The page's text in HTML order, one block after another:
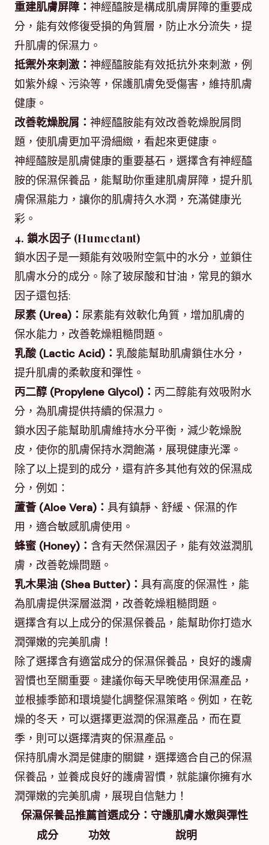
重建肌膚屏障： 神經醯胺是構成肌膚屏障的重要成
分，能有效修復受損的角質層，防止水分流失，提
升肌膚的保濕力。
抵禦外來刺激： 神經醯胺能有效抵抗外來刺激，例
如紫外線、污染等，保護肌膚免受傷害，維持肌膚
健康。
改善乾燥脫屑： 神經醯胺能有效改善乾燥脫屑問
題，使肌膚更加平滑細緻，看起來更健康。
神經醯胺是肌膚健康的重要基石，選擇含有神經醯
胺的保濕保養品，能幫助你重建肌膚屏障，提升肌
膚保濕能力，讓你的肌膚持久水潤，充滿健康光
彩。
4. 鎖水因子 (Humectant)
鎖水因子是一類能有效吸附空氣中的水分，並鎖住
肌膚水分的成分。除了玻尿酸和甘油，常見的鎖水
因子還包括:
尿素 (Urea)： 尿素能有效軟化角質，增加肌膚的
保水能力，改善乾燥粗糙問題。
乳酸 (Lactic Acid)： 乳酸能幫助肌膚鎖住水分，
提升肌膚的柔軟度和彈性。
丙二醇 (Propylene Glycol)： 丙二醇能有效吸附水
分，為肌膚提供持續的保濕力。
鎖水因子能幫助肌膚維持水分平衡，減少乾燥脫
皮，使你的肌膚保持水潤飽滿，展現健康光澤。
除了以上提到的成分，還有許多其他有效的保濕成
分，例如：
蘆薈 (Aloe Vera)： 具有鎮靜、舒緩、保濕的作
用，適合敏感肌膚使用。
蜂蜜 (Honey)： 含有天然保濕因子，能有效滋潤肌
膚，改善乾燥問題。
乳木果油 (Shea Butter)： 具有高度的保濕性，能
為肌膚提供深層滋潤，改善乾燥粗糙問題。
選擇含有以上成分的保濕保養品，能幫助你打造水
潤彈嫩的完美肌膚！
除了選擇含有適當成分的保濕保養品，良好的護膚
習慣也至關重要。建議你每天早晚使用保濕產品，
並根據季節和環境變化調整保濕策略。例如，在乾
燥的冬天，可以選擇更滋潤的保濕產品，而在夏
季，則可以選擇清爽的保濕產品。
保持肌膚水潤是健康的關鍵，選擇適合自己的保濕
保養品，並養成良好的護膚習慣，就能讓你擁有水
潤彈嫩的完美肌膚，展現自信魅力！
保濕保養品推薦首選成分：守護肌膚水嫩與彈性
成分
功效 說明